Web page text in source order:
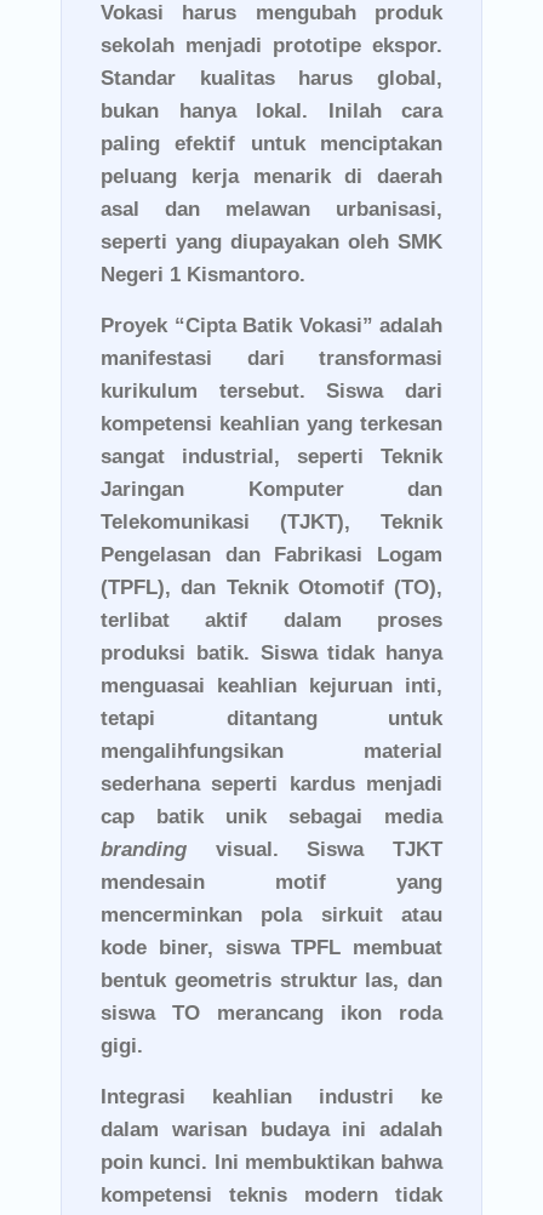
Vokasi harus mengubah produk
sekolah menjadi prototipe ekspor.
Standar kualitas harus global,
bukan hanya lokal. Inilah cara
paling efektif untuk menciptakan
peluang kerja menarik di daerah
asal dan melawan urbanisasi,
seperti yang diupayakan oleh SMK
Negeri 1 Kismantoro.
Proyek “Cipta Batik Vokasi” adalah
manifestasi dari transformasi
kurikulum tersebut. Siswa dari
kompetensi keahlian yang terkesan
sangat industrial, seperti Teknik
Jaringan Komputer dan
Telekomunikasi (TJKT), Teknik
Pengelasan dan Fabrikasi Logam
(TPFL), dan Teknik Otomotif (TO),
terlibat aktif dalam proses
produksi batik. Siswa tidak hanya
menguasai keahlian kejuruan inti,
tetapi ditantang untuk
mengalihfungsikan material
sederhana seperti kardus menjadi
cap batik unik sebagai media
branding visual. Siswa TJKT
mendesain motif yang
mencerminkan pola sirkuit atau
kode biner, siswa TPFL membuat
bentuk geometris struktur las, dan
siswa TO merancang ikon roda
gigi.
Integrasi keahlian industri ke
dalam warisan budaya ini adalah
poin kunci. Ini membuktikan bahwa
kompetensi teknis modern tidak